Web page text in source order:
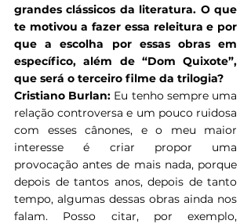
grandes clássicos da literatura. O que
te motivou a fazer essa releitura e por
que a escolha por essas obras em
específico, além de “Dom Quixote”,
que será o terceiro filme da trilogia?
Cristiano Burlan: Eu tenho sempre uma
relação controversa e um pouco ruidosa
com esses cânones, e o meu maior
interesse é criar propor uma
provocação antes de mais nada, porque
depois de tantos anos, depois de tanto
tempo, algumas dessas obras ainda nos
falam. Posso citar, por exemplo,